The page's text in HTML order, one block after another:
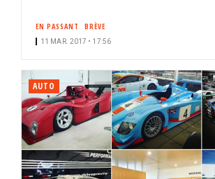
EN PASSANT BRÈVE
11 MAR. 2017 • 17:56
AUTO